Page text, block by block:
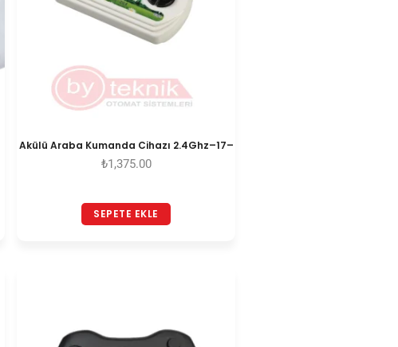
Akülü Araba Kumanda Cihazı 2.4Ghz–17–
₺1,375.00
SEPETE EKLE